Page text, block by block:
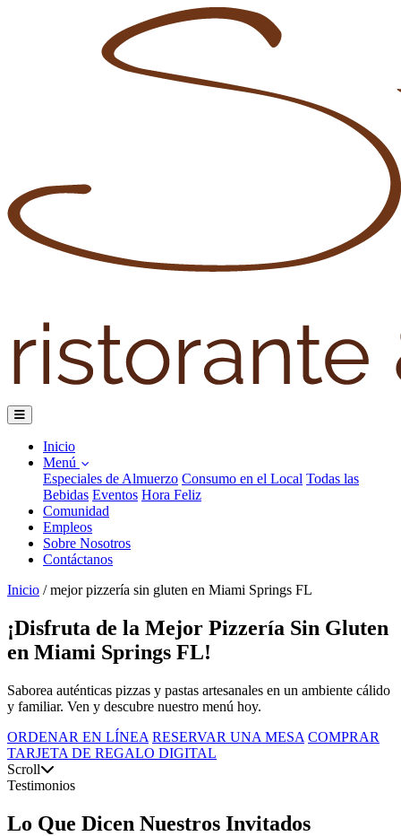
Inicio
Menú
Especiales de Almuerzo Consumo en el Local Todas las
Bebidas Eventos Hora Feliz
Comunidad
Empleos
Sobre Nosotros
Contáctanos
Inicio / mejor pizzería sin gluten en Miami Springs FL
¡Disfruta de la Mejor Pizzería Sin Gluten
en Miami Springs FL!
Saborea auténticas pizzas y pastas artesanales en un ambiente cálido
y familiar. Ven y descubre nuestro menú hoy.
ORDENAR EN LÍNEA RESERVAR UNA MESA COMPRAR
TARJETA DE REGALO DIGITAL
Scroll
Testimonios
Lo Que Dicen Nuestros Invitados